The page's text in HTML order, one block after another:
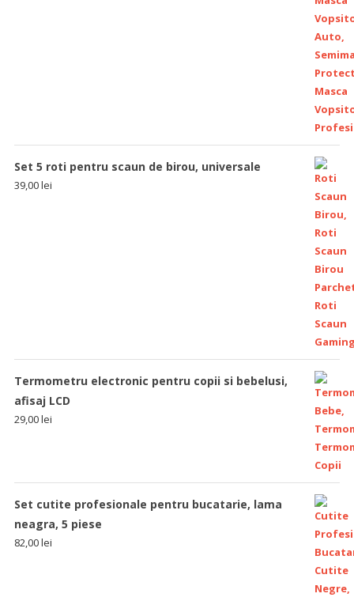
Set 5 roti pentru scaun de birou, universale
39,00lei
Termometru electronic pentru copii si bebelusi,
afisaj LCD
29,00lei
Set cutite profesionale pentru bucatarie, lama
neagra, 5 piese
82,00lei